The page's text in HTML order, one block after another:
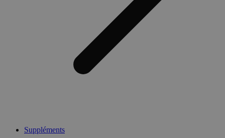
Suppléments